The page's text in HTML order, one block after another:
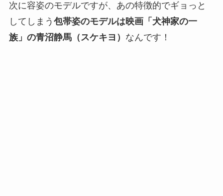
次に容姿のモデルですが、あの特徴的でギョっと
してしまう 包帯姿のモデルは映画「犬神家の一
族」の青沼静馬（スケキヨ） なんです！